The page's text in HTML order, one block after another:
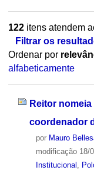
122itens atendem
Filtrar os
Ordenar por
alfabeticamente
Reitor
coordenador
por Mauro
modificação18/
Institucional